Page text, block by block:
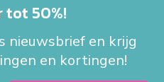
tot 50%!
nieuwsbrief en krijg
en kortingen!